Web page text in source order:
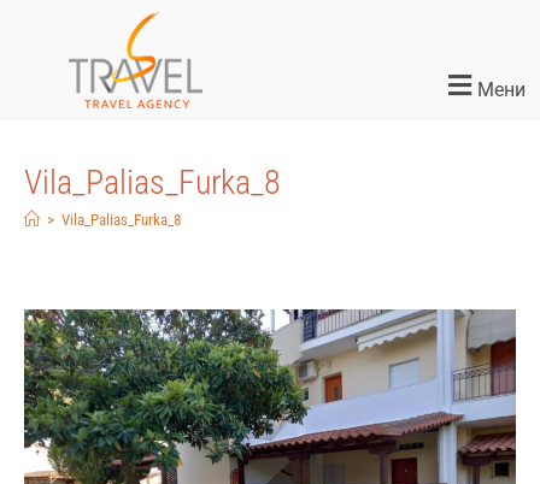
Мени
Vila_Palias_Furka_8
> Vila_Palias_Furka_8